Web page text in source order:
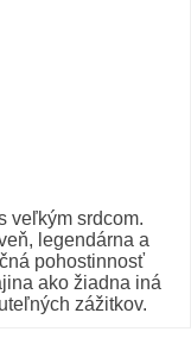
veľkým srdcom.
legendárna a
pohostinnosť
ako žiadna iná
zážitkov.